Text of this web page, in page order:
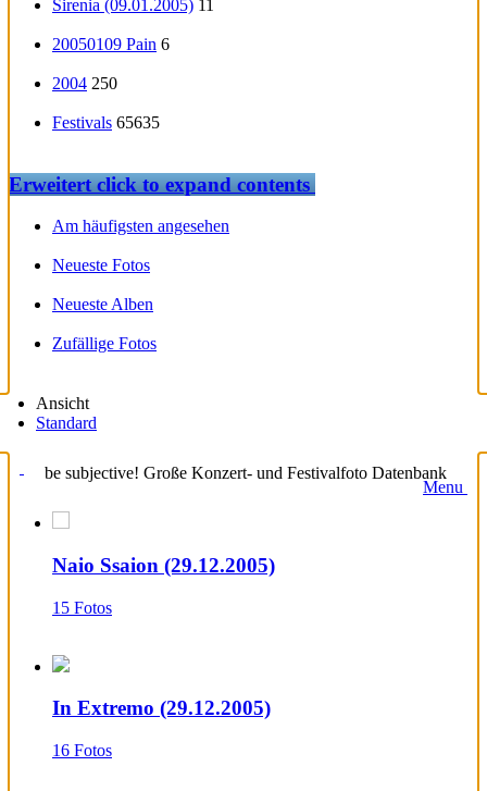
Sirenia (09.01.2005) 11
20050109 Pain 6
2004 250
Festivals 65635
Erweitertclick to expand contents
Am häufigsten angesehen
Neueste Fotos
Neueste Alben
Zufällige Fotos
Ansicht
Standard
be subjective! Große Konzert- und Festivalfoto Datenbank
Menu
Naio Ssaion (29.12.2005)
15 Fotos
In Extremo (29.12.2005)
16 Fotos